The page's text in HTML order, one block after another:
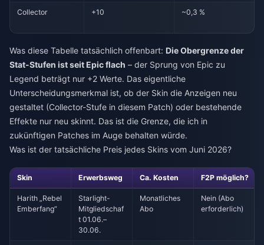
Collector +10 ~0,3 %
Was diese Tabelle tatsächlich offenbart: Die Obergrenze der
Stat-Stufen ist seit Epic flach – der Sprung von Epic zu
Legend beträgt nur +2 Werte. Das eigentliche
Unterscheidungsmerkmal ist, ob der Skin die Anzeigen neu
gestaltet (Collector-Stufe in diesem Patch) oder bestehende
Effekte nur neu skinnt. Das ist die Grenze, die ich in
zukünftigen Patches im Auge behalten würde.
Was ist der tatsächliche Preis jedes Skins vom Juni 2026?
Skin Erwerbsweg Ca. Kosten F2P möglich?
Harith „Rebel
Emberfang“
Starlight-
Mitgliedschaf
t 01.06.–
30.06.
Monatliches
Abo
Nein (Abo
erforderlich)